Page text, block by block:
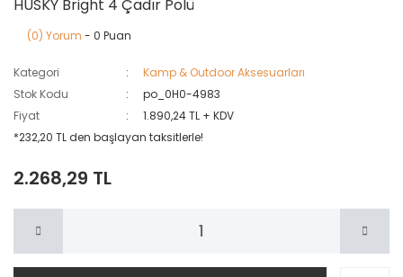
HUSKY Bright 4 Çadır Polü
(0) Yorum - 0 Puan
Kategori
Kamp & Outdoor Aksesuarları
Stok Kodu
po_0H0-4983
Fiyat
1.890,24 TL + KDV
*232,20 TL den başlayan taksitlerle!
2.268,29 TL